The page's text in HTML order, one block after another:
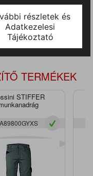
orrmerevítővel, nem
antisztatikus kivehető
ISO 20345:2011 S1P
TERMÉKEK
STIFFER
A89800GYXS